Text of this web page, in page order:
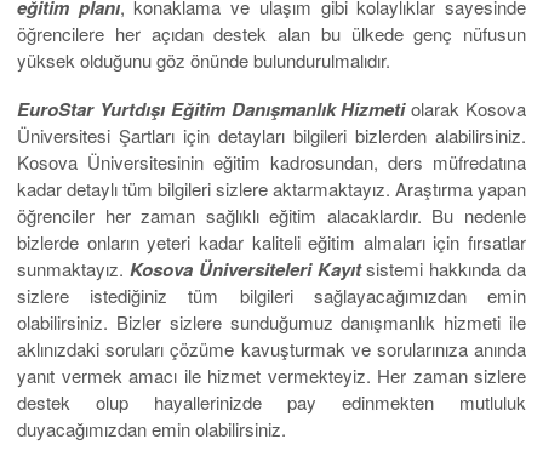
eğitim planı, konaklama ve ulaşım gibi kolaylıklar sayesinde
öğrencilere her açıdan destek alan bu ülkede genç nüfusun
yüksek olduğunu göz önünde bulundurulmalıdır.
EuroStar Yurtdışı Eğitim Danışmanlık Hizmetiolarak Kosova
Üniversitesi Şartları için detayları bilgileri bizlerden alabilirsiniz.
Kosova Üniversitesinin eğitim kadrosundan, ders müfredatına
kadar detaylı tüm bilgileri sizlere aktarmaktayız. Araştırma yapan
öğrenciler her zaman sağlıklı eğitim alacaklardır. Bu nedenle
bizlerde onların yeteri kadar kaliteli eğitim almaları için fırsatlar
sunmaktayız. Kosova Üniversiteleri Kayıtsistemi hakkında da
sizlere istediğiniz tüm bilgileri sağlayacağımızdan emin
olabilirsiniz. Bizler sizlere sunduğumuz danışmanlık hizmeti ile
aklınızdaki soruları çözüme kavuşturmak ve sorularınıza anında
yanıt vermek amacı ile hizmet vermekteyiz. Her zaman sizlere
destek olup hayallerinizde pay edinmekten mutluluk
duyacağımızdan emin olabilirsiniz.